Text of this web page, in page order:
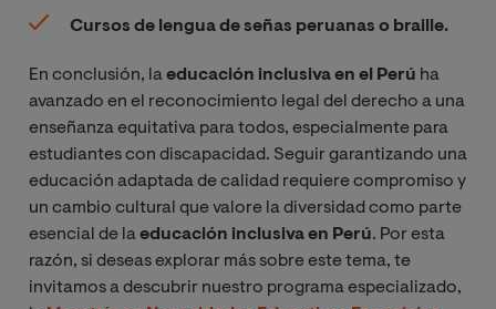
Cursos de lengua de señas peruanas o braille.
En conclusión, laeducación inclusiva en el Perú ha
avanzado en el reconocimiento legal del derecho a una
enseñanza equitativa para todos, especialmente para
estudiantes con discapacidad. Seguir garantizando una
educación adaptada de calidad requiere compromiso y
un cambio cultural que valore la diversidad como parte
esencial de laeducación inclusiva en Perú. Por esta
razón, si deseas explorar más sobre este tema, te
invitamos a descubrir nuestro programa especializado,